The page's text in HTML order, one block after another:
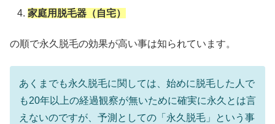
家庭用脱毛器（自宅）
の順で永久脱毛の効果が高い事は知られています。
あくまでも永久脱毛に関しては、始めに脱毛した人で
も20年以上の経過観察が無いために確実に永久とは言
えないのですが、予測としての「永久脱毛」という事